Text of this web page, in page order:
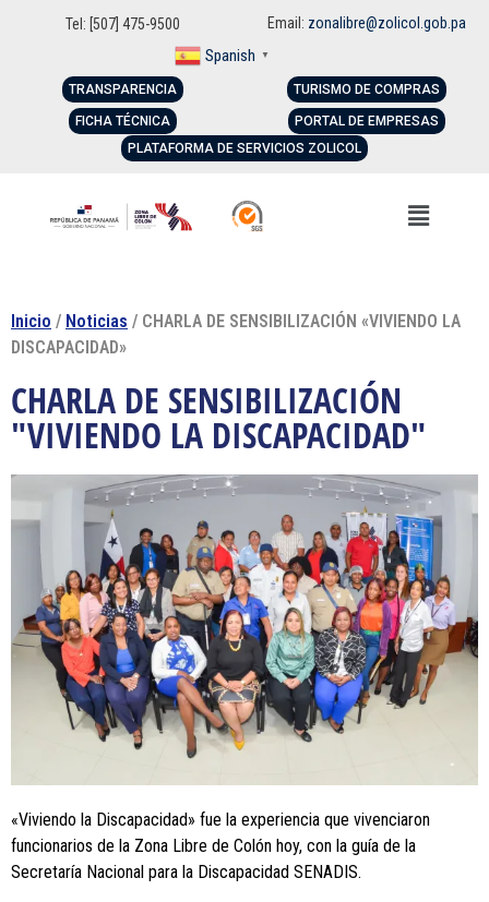
Tel: [507] 475-9500 Email: zonalibre@zolicol.gob.pa
Spanish ▼
TRANSPARENCIA
FICHA TÉCNICA
TURISMO DE COMPRAS
PORTAL DE EMPRESAS
PLATAFORMA DE SERVICIOS ZOLICOL
Inicio / Noticias / CHARLA DE SENSIBILIZACIÓN «VIVIENDO LA
DISCAPACIDAD»
CHARLA DE SENSIBILIZACIÓN
"VIVIENDO LA DISCAPACIDAD"
«Viviendo la Discapacidad» fue la experiencia que vivenciaron
funcionarios de la Zona Libre de Colón hoy, con la guía de la
Secretaría Nacional para la Discapacidad SENADIS.